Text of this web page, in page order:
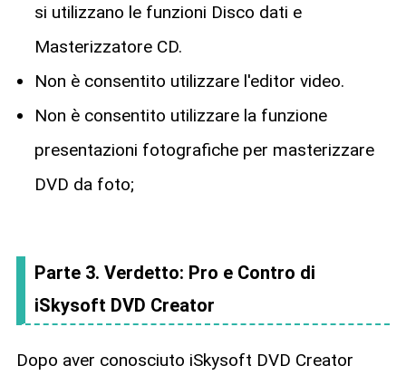
si utilizzano le funzioni Disco dati e
Masterizzatore CD.
Non è consentito utilizzare l'editor video.
Non è consentito utilizzare la funzione
presentazioni fotografiche per masterizzare
DVD da foto;
Parte 3. Verdetto: Pro e Contro di
iSkysoft DVD Creator
Dopo aver conosciuto iSkysoft DVD Creator